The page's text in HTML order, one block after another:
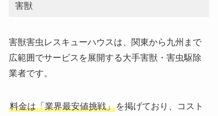
害獣
害獣害虫レスキューハウスは、関東から九州まで
広範囲でサービスを展開する大手害獣・害虫駆除
業者です。
料金は「業界最安値挑戦」を掲げており、コスト